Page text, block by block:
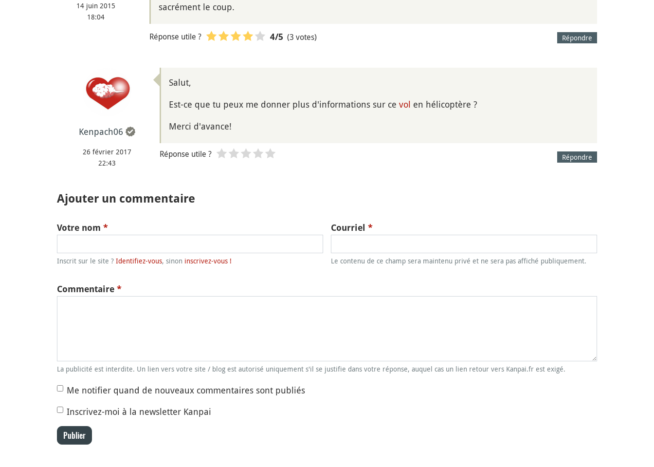
14 juin 2015
18:04
sacrément le coup.
Répondre
Réponse utile ? 4/5 (3 votes)
Kenpach06
26 février 2017
22:43
Salut,
Est-ce que tu peux me donner plus d'informations sur ce vol en hélicoptère ?
Merci d'avance!
Répondre
Réponse utile ?
Ajouter un commentaire
Votre nom *
Inscrit sur le site ? Identifiez-vous, sinon inscrivez-vous !
Courriel *
Le contenu de ce champ sera maintenu privé et ne sera pas affiché publiquement.
Commentaire *
La publicité est interdite. Un lien vers votre site / blog est autorisé uniquement s'il se justifie dans votre réponse, auquel cas un lien retour vers Kanpai.fr est exigé.
Me notifier quand de nouveaux commentaires sont publiés
Inscrivez-moi à la newsletter Kanpai
Publier